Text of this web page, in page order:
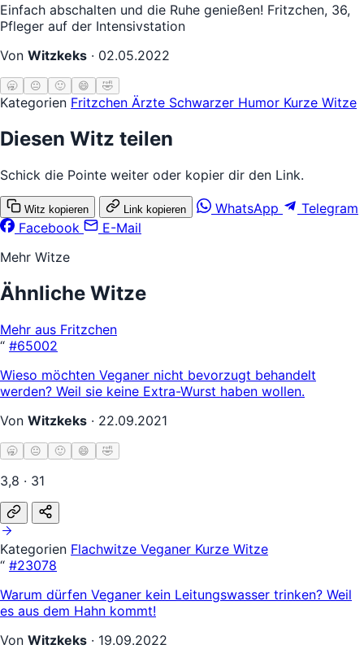
Einfach abschalten und die Ruhe genießen! Fritzchen, 36,
Pfleger auf der Intensivstation
Von Witzkeks · 02.05.2022
🥱 😐 🙂 😄 🤣
Kategorien Fritzchen Ärzte Schwarzer Humor Kurze Witze
Diesen Witz teilen
Schick die Pointe weiter oder kopier dir den Link.
Witz kopieren Link kopieren WhatsApp
Telegram
Facebook
E-Mail
Mehr Witze
Ähnliche Witze
Mehr aus Fritzchen
“ #65002
Wieso möchten Veganer nicht bevorzugt behandelt
werden? Weil sie keine Extra-Wurst haben wollen.
Von Witzkeks · 22.09.2021
🥱 😐 🙂 😄 🤣
3,8 · 31
Kategorien Flachwitze Veganer Kurze Witze
“ #23078
Warum dürfen Veganer kein Leitungswasser trinken? Weil
es aus dem Hahn kommt!
Von Witzkeks · 19.09.2022